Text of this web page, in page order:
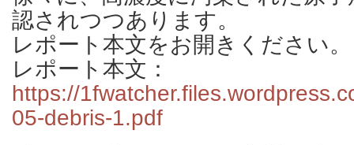
認されつつあります。
レポート本文をお開きください。
レポート本文：
https://
05-debris-1.pdf